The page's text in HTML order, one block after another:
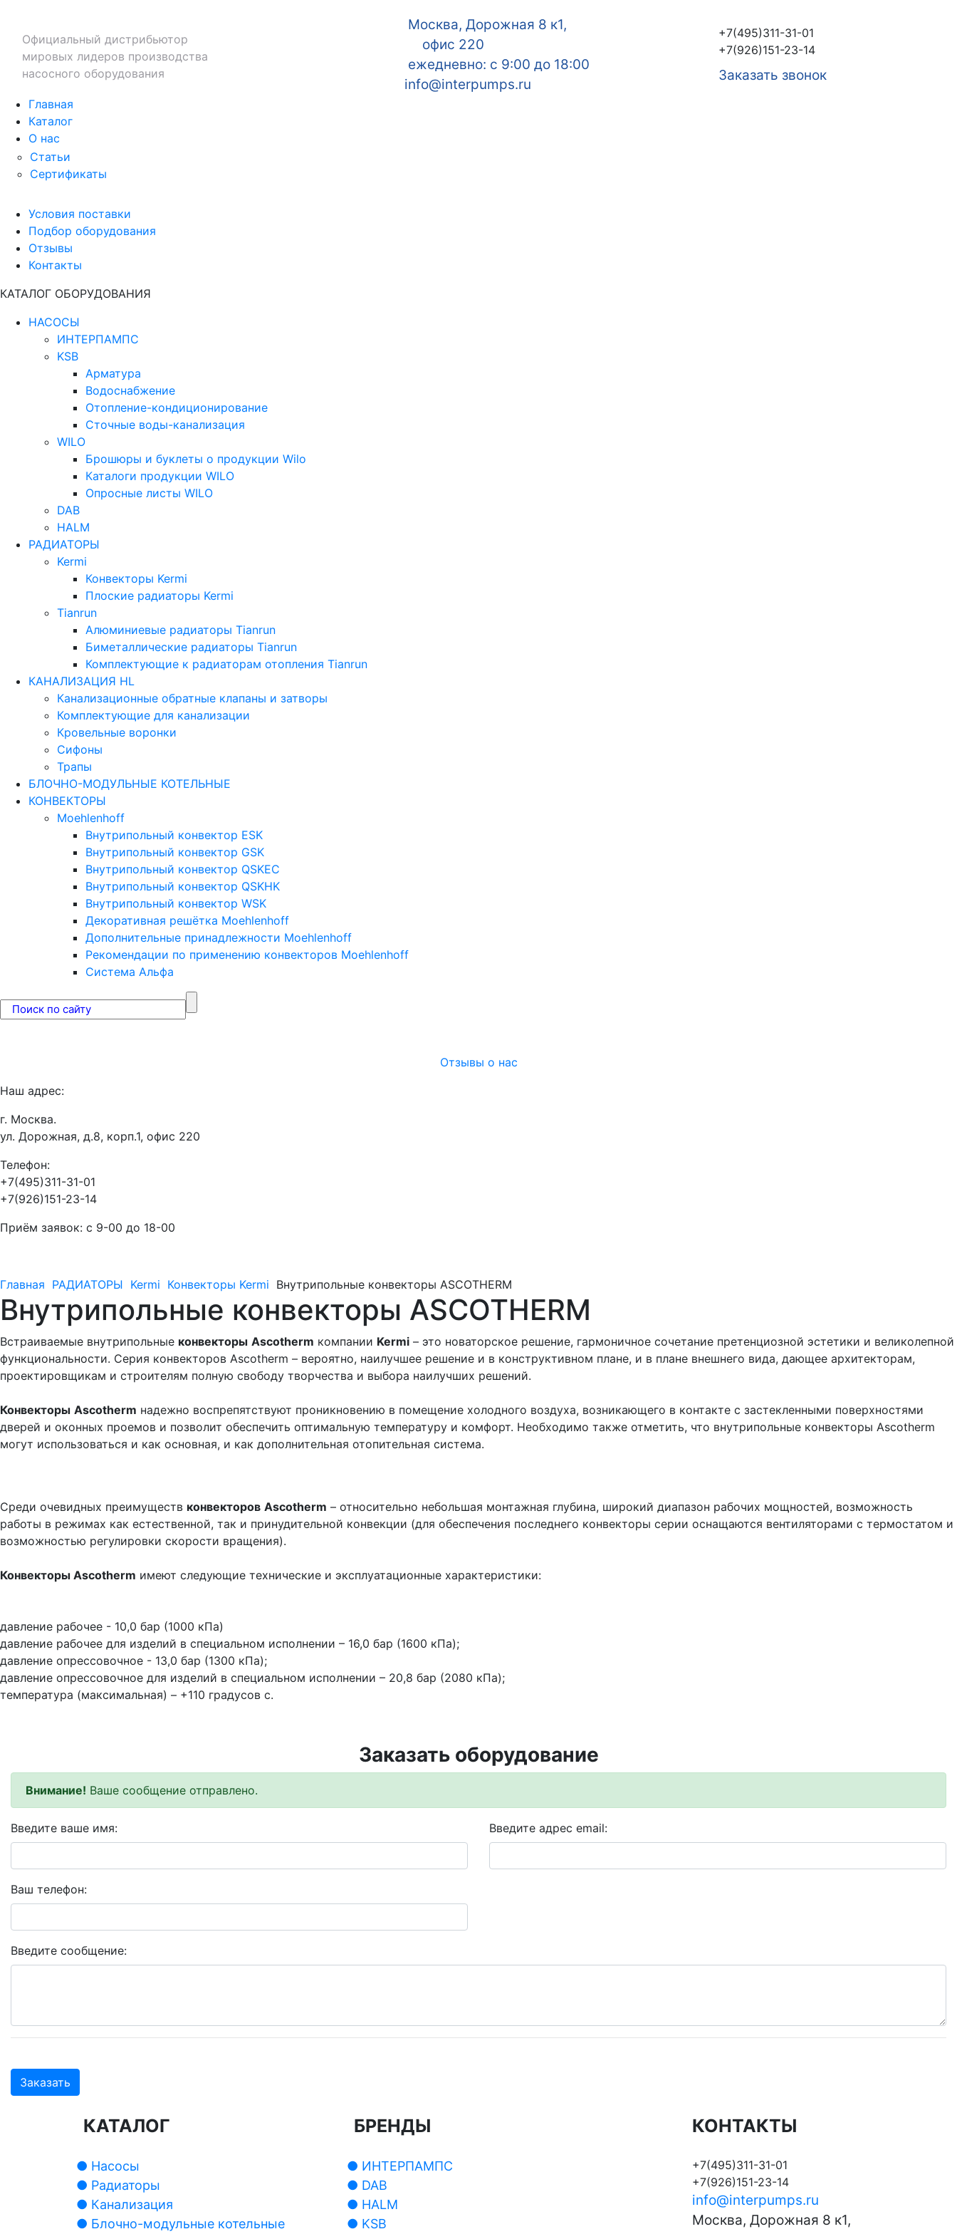
Официальный дистрибьютор
мировых лидеров производства
насосного оборудования
Москва, Дорожная 8 к1,
офис 220
ежедневно: с 9:00 до 18:00
info@interpumps.ru
+7(495)311-31-01
+7(926)151-23-14
Заказать звонок
Главная
Каталог
О нас
Статьи
Сертификаты
Условия поставки
Подбор оборудования
Отзывы
Контакты
КАТАЛОГ ОБОРУДОВАНИЯ
НАСОСЫ
ИНТЕРПАМПС
KSB
Арматура
Водоснабжение
Отопление-кондиционирование
Сточные воды-канализация
WILO
Брошюры и буклеты о продукции Wilo
Каталоги продукции WILO
Опросные листы WILO
DAB
HALM
РАДИАТОРЫ
Kermi
Конвекторы Kermi
Плоские радиаторы Kermi
Tianrun
Алюминиевые радиаторы Tianrun
Биметаллические радиаторы Tianrun
Комплектующие к радиаторам отопления Tianrun
КАНАЛИЗАЦИЯ HL
Канализационные обратные клапаны и затворы
Комплектующие для канализации
Кровельные воронки
Сифоны
Трапы
БЛОЧНО-МОДУЛЬНЫЕ КОТЕЛЬНЫЕ
КОНВЕКТОРЫ
Moehlenhoff
Внутрипольный конвектор ESK
Внутрипольный конвектор GSK
Внутрипольный конвектор QSKEC
Внутрипольный конвектор QSKHK
Внутрипольный конвектор WSK
Декоративная решётка Moehlenhoff
Дополнительные принадлежности Moehlenhoff
Рекомендации по применению конвекторов Moehlenhoff
Система Альфа
Отзывы о нас
Наш адрес:
г. Москва.
ул. Дорожная, д.8, корп.1, офис 220
Телефон:
+7(495)311-31-01
+7(926)151-23-14
Приём заявок: с 9-00 до 18-00
Главная РАДИАТОРЫ Kermi Конвекторы Kermi Внутрипольные конвекторы ASCOTHERM
Внутрипольные конвекторы ASCOTHERM
Встраиваемые внутрипольные конвекторы Ascotherm компании Kermi – это новаторское решение, гармоничное сочетание претенциозной эстетики и великолепной
функциональности. Серия конвекторов Ascotherm – вероятно, наилучшее решение и в конструктивном плане, и в плане внешнего вида, дающее архитекторам,
проектировщикам и строителям полную свободу творчества и выбора наилучших решений.
Конвекторы Ascotherm надежно воспрепятствуют проникновению в помещение холодного воздуха, возникающего в контакте с застекленными поверхностями
дверей и оконных проемов и позволит обеспечить оптимальную температуру и комфорт. Необходимо также отметить, что внутрипольные конвекторы Ascotherm
могут использоваться и как основная, и как дополнительная отопительная система.
Среди очевидных преимуществ конвекторов Ascotherm – относительно небольшая монтажная глубина, широкий диапазон рабочих мощностей, возможность
работы в режимах как естественной, так и принудительной конвекции (для обеспечения последнего конвекторы серии оснащаются вентиляторами с термостатом и
возможностью регулировки скорости вращения).
Конвекторы Ascotherm имеют следующие технические и эксплуатационные характеристики:
давление рабочее - 10,0 бар (1000 кПа)
давление рабочее для изделий в специальном исполнении – 16,0 бар (1600 кПа);
давление опрессовочное - 13,0 бар (1300 кПа);
давление опрессовочное для изделий в специальном исполнении – 20,8 бар (2080 кПа);
температура (максимальная) – +110 градусов с.
Заказать оборудование
Внимание! Ваше сообщение отправлено.
Введите ваше имя:
Ваш телефон:
Введите адрес email:
Введите сообщение:
Заказать
КАТАЛОГ
● Насосы
● Радиаторы
● Канализация
● Блочно-модульные котельные
БРЕНДЫ
● ИНТЕРПАМПС
● DAB
● HALM
● KSB
КОНТАКТЫ
+7(495)311-31-01
+7(926)151-23-14
info@interpumps.ru
Москва, Дорожная 8 к1,